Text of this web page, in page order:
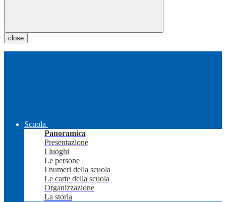
close
Scuola
Panoramica
Presentazione
I luoghi
Le persone
I numeri della scuola
Le carte della scuola
Organizzazione
La storia